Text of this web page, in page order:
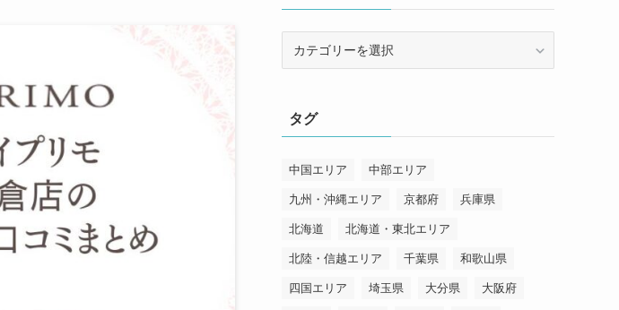
ータグ
中国エリア 中部エリア
九州・沖縄エリア 京都府 兵庫県
北海道 北海道・東北エリア
北陸・信越エリア 千葉県 和歌山県
四国エリア 埼玉県 大分県 大阪府